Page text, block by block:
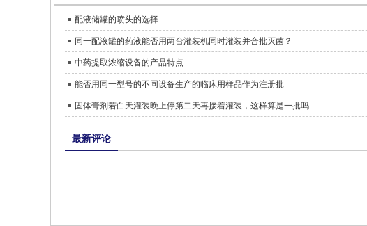
配液储罐的喷头的选择
同一配液罐的药液能否用两台灌装机同时灌装并合批灭菌？
中药提取浓缩设备的产品特点
能否用同一型号的不同设备生产的临床用样品作为注册批
固体膏剂若白天灌装晚上停第二天再接着灌装，这样算是一批吗
最新评论